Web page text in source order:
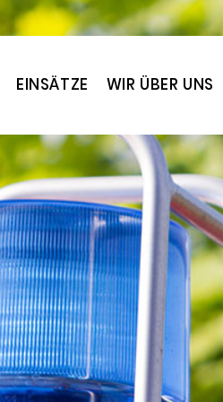
EINSÄTZE WIR ÜBER UNS